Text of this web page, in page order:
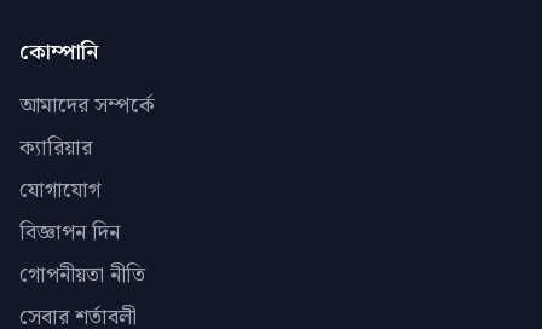
কোম্পানি
আমাদের সম্পর্কে
ক্যারিয়ার
যোগাযোগ
বিজ্ঞাপন দিন
গোপনীয়তা নীতি
সেবার শর্তাবলী